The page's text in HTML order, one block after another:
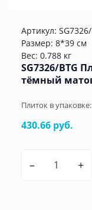
Артикул:
Размер: 8*39 см
Вес: 0.788 кг
SG7326/BTG
тёмный
Плиток в упаковке:
430.66 руб.
– +